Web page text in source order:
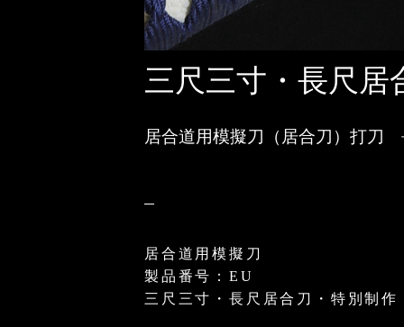
三尺三寸・長尺居
居合道用模擬刀（居合刀）打刀
居合道用模擬刀
製品番号：EU
三尺三寸・長尺居合刀・特別制作